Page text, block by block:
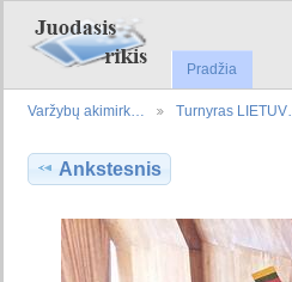
Pradžia
Varžybų akimirk… Turnyras
Ankstesnis